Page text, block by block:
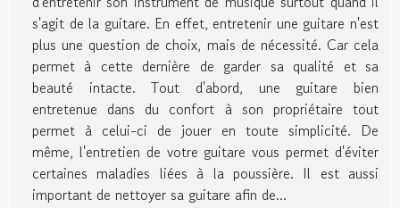
s'agit de la guitare. En effet, entretenir une guitare n'est
plus une question de choix, mais de nécessité. Car cela
permet à cette dernière de garder sa qualité et sa
beauté intacte. Tout d'abord, une guitare bien
entretenue dans du confort à son propriétaire tout
permet à celui-ci de jouer en toute simplicité. De
même, l'entretien de votre guitare vous permet d'éviter
certaines maladies liées à la poussière. Il est aussi
important de nettoyer sa guitare afin de...